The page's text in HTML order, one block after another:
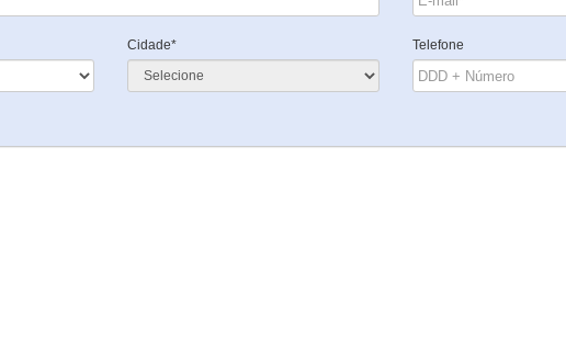
Cidade* Telefone